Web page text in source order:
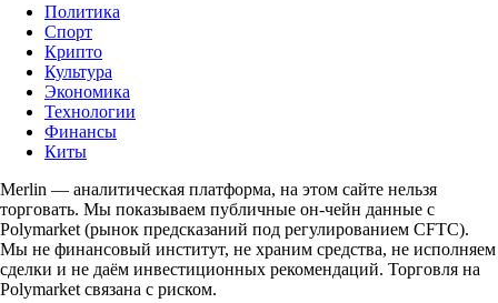
Политика
Спорт
Крипто
Культура
Экономика
Технологии
Финансы
Киты
Merlin — аналитическая платформа, на этом сайте нельзя
торговать. Мы показываем публичные он-чейн данные с
Polymarket (рынок предсказаний под регулированием CFTC).
Мы не финансовый институт, не храним средства, не исполняем
сделки и не даём инвестиционных рекомендаций. Торговля на
Polymarket связана с риском.